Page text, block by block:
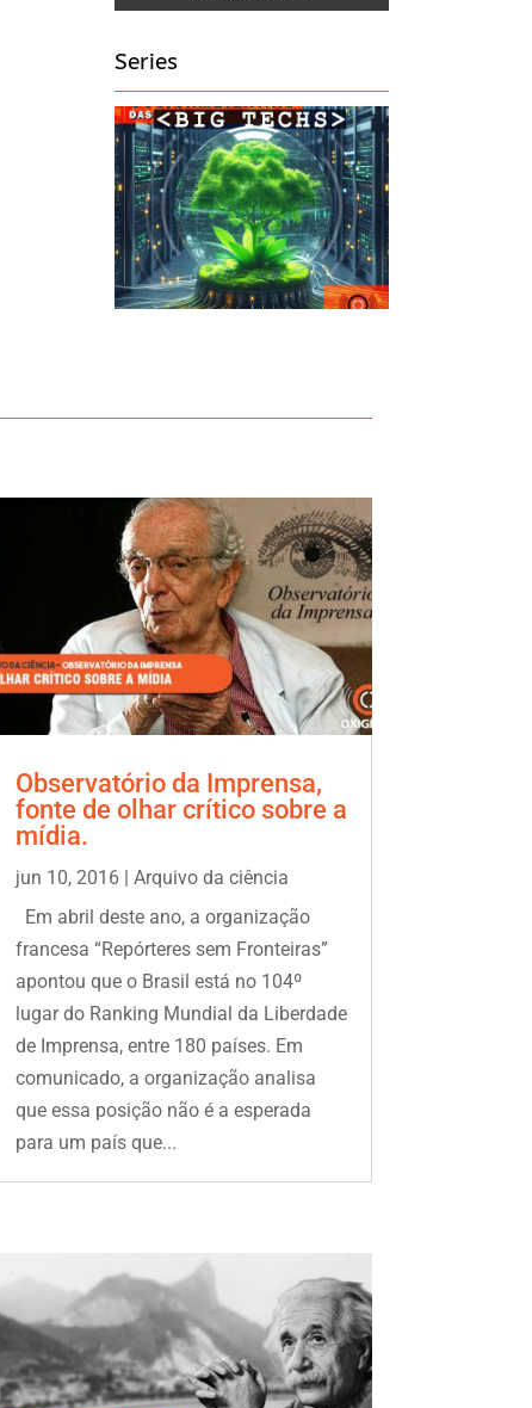
Series
Observatório da Imprensa,
fonte de olhar crítico sobre a
mídia.
jun 10, 2016| Arquivo da ciência
Em abril deste ano, a organização
francesa “Repórteres sem Fronteiras”
apontou que o Brasil está no 104º
lugar do Ranking Mundial da Liberdade
de Imprensa, entre 180 países. Em
comunicado, a organização analisa
que essa posição não é a esperada
para um país que...